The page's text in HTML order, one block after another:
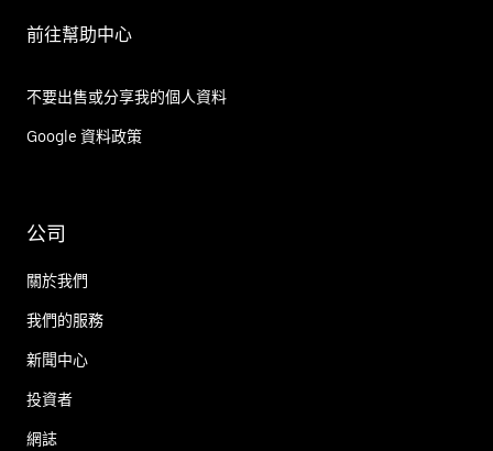
前往幫助中心
不要出售或分享我的個人資料
Google 資料政策
公司
關於我們
我們的服務
新聞中心
投資者
網誌